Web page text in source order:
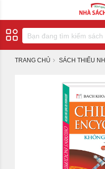
TRANG CHỦ SÁCH THIẾU NHI